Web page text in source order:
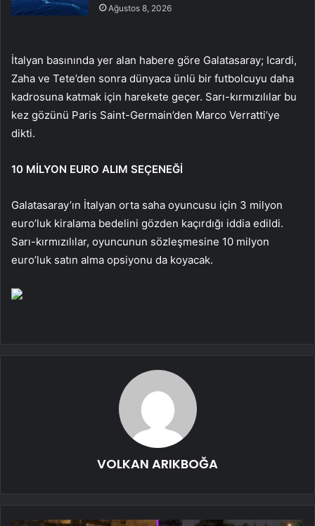
Ağustos 8, 2026
İtalyan basınında yer alan habere göre Galatasaray; Icardi,
Zaha ve Tete’den sonra dünyaca ünlü bir futbolcuyu daha
kadrosuna katmak için harekete geçer. Sarı-kırmızılılar bu
kez gözünü Paris Saint-Germain’den Marco Verratti’ye
dikti.
10 MİLYON EURO ALIM SEÇENEĞİ
Galatasaray’ın İtalyan orta saha oyuncusu için 3 milyon
euro’luk kiralama bedelini gözden kaçırdığı iddia edildi.
Sarı-kırmızılılar, oyuncunun sözleşmesine 10 milyon
euro’luk satın alma opsiyonu da koyacak.
VOLKAN ARIKBOĞA